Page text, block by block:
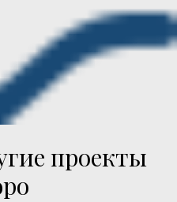
проекты